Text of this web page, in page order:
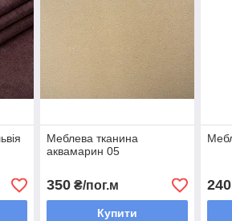
Меблева тканина
аквамарин 05
350₴/пог.м
Купити
240